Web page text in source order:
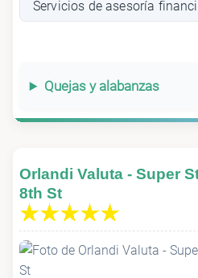
Servicios de asesoría
Quejas y alabanzas
Orlandi Valuta - Super
8th St